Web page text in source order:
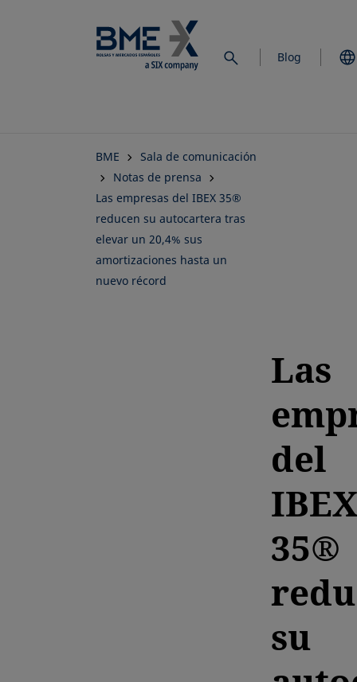
al
contenido
principal
Blog
BME
Sala de comunicación
Notas de prensa
Las empresas del IBEX 35®
reducen su autocartera tras
elevar un 20,4% sus
amortizaciones hasta un
nuevo récord
Las
del
IBEX
35®
su